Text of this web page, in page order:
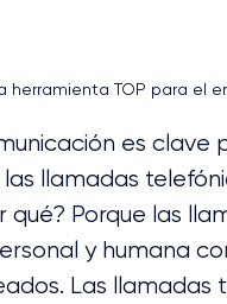
herramienta TOP para el
es clave
llamadas
qué? Porque las
y humana
Las llamadas